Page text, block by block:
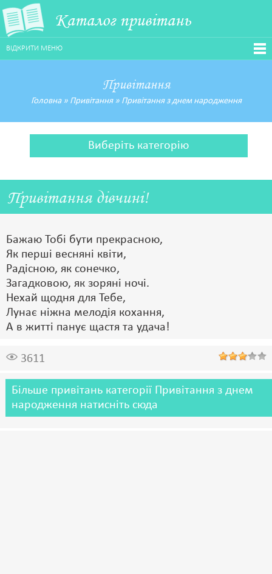
Каталог привітань
ВІДКРИТИ МЕНЮ
Привітання
Головна» Привітання» Привітання з днем народження
Виберіть категорію
Привітання дівчині!
Бажаю Тобі бути прекрасною,
Як перші весняні квіти,
Радісною, як сонечко,
Загадковою, як зоряні ночі.
Нехай щодня для Тебе,
Лунає ніжна мелодія кохання,
А в житті панує щастя та удача!
3611
Більше привітань категорії Привітання з днем
народження натисніть сюда